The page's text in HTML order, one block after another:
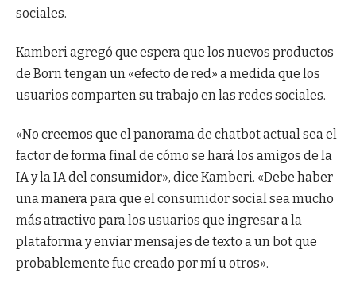
sociales.
Kamberi agregó que espera que los nuevos productos
de Born tengan un «efecto de red» a medida que los
usuarios comparten su trabajo en las redes sociales.
«No creemos que el panorama de chatbot actual sea el
factor de forma final de cómo se hará los amigos de la
IA y la IA del consumidor», dice Kamberi. «Debe haber
una manera para que el consumidor social sea mucho
más atractivo para los usuarios que ingresar a la
plataforma y enviar mensajes de texto a un bot que
probablemente fue creado por mí u otros».